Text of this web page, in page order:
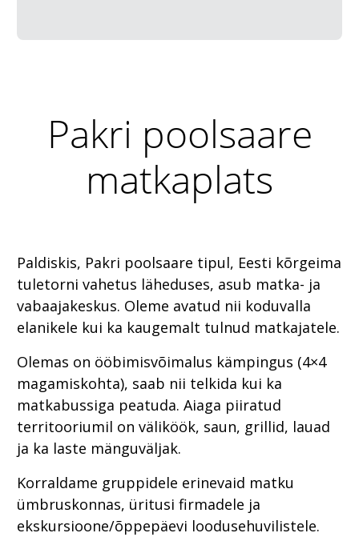
Pakri poolsaare
matkaplats
Paldiskis, Pakri poolsaare tipul, Eesti kõrgeima
tuletorni vahetus läheduses, asub matka- ja
vabaajakeskus. Oleme avatud nii koduvalla
elanikele kui ka kaugemalt tulnud matkajatele.
Olemas on ööbimisvõimalus kämpingus (4×4
magamiskohta), saab nii telkida kui ka
matkabussiga peatuda. Aiaga piiratud
territooriumil on väliköök, saun, grillid, lauad
ja ka laste mänguväljak.
Korraldame gruppidele erinevaid matku
ümbruskonnas, üritusi firmadele ja
ekskursioone/õppepäevi loodusehuvilistele.